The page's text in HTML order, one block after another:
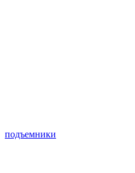
подъемники